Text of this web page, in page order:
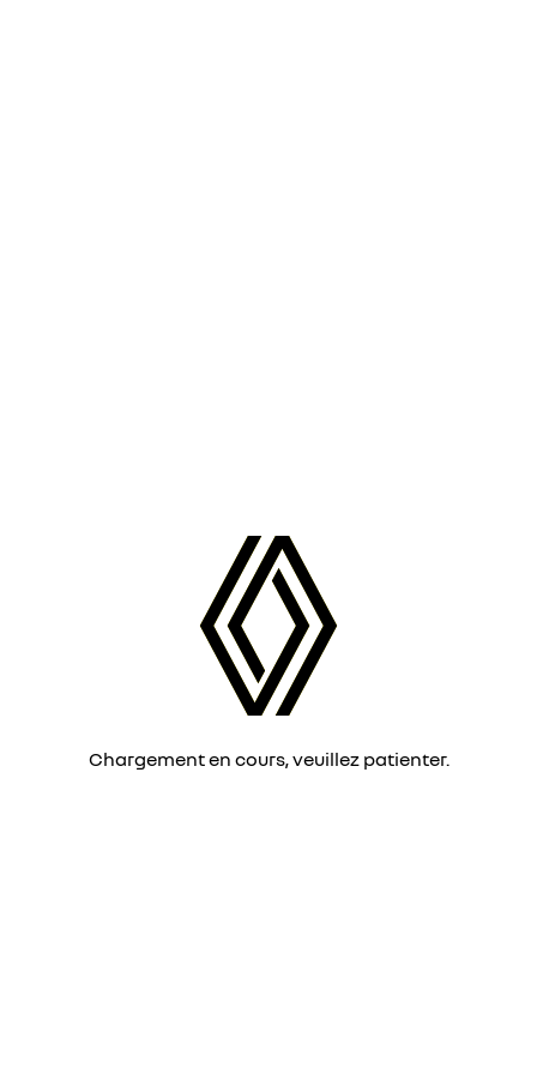
Chargement en cours, veuillez patienter.